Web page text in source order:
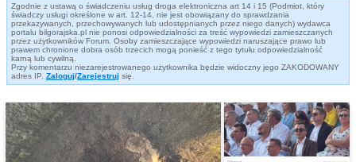
Zgodnie z ustawą o świadczeniu usług droga elektroniczna art 14 i 15 (Podmiot, który
świadczy usługi określone w art. 12-14, nie jest obowiązany do sprawdzania
przekazywanych, przechowywanych lub udostępnianych przez niego danych) wydawca
portalu bilgorajska.pl nie ponosi odpowiedzialności za treść wypowiedzi zamieszczanych
przez użytkowników Forum. Osoby zamieszczające wypowiedzi naruszające prawo lub
prawem chronione dobra osób trzecich mogą ponieść z tego tytułu odpowiedzialność
karną lub cywilną.
Przy komentarzu niezarejestrowanego użytkownika będzie widoczny jego ZAKODOWANY
adres IP. Zaloguj/Zarejestruj się.